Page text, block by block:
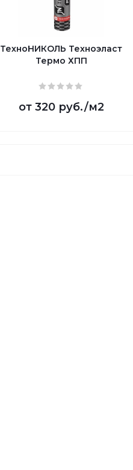
ТехноНИКОЛЬ Техноэласт
Термо ХПП
от 320 руб./м2